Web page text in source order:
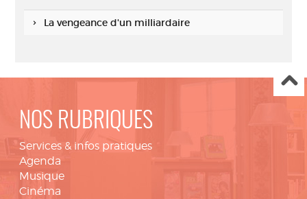
La vengeance d'un milliardaire
NOS RUBRIQUES
Services & infos pratiques
Agenda
Musique
Cinéma